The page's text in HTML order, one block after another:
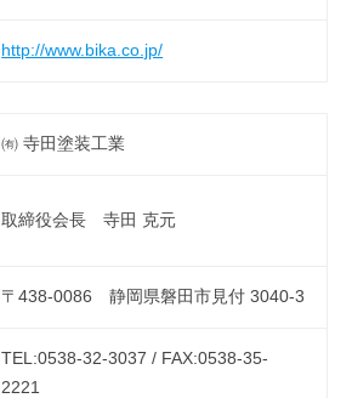
http://www.bika.co.jp/
㈲ 寺田塗装工業
取締役会長 寺田 克元
〒438-0086 静岡県磐田市見付 3040-3
TEL:0538-32-3037 / FAX:0538-35-
2221